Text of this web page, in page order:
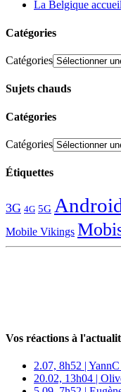
La Belgique
Catégories
Catégories
Sujets chauds
Catégories
Catégories
Étiquettes
3G 4G 5G
Mobile Vikings
Vos réactions à
2.07, 8h52 |
20.02, 13h04 |